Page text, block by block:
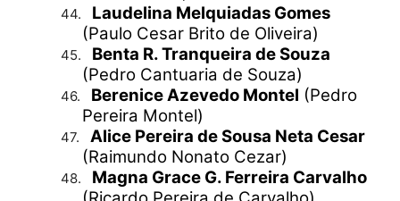
44.
Laudelina Melquiadas Gomes
(Paulo Cesar Brito de Oliveira)
45.
Benta R. Tranqueira de Souza
(Pedro Cantuaria de Souza)
46. Berenice Azevedo Montel (Pedro
Pereira Montel)
47.
Alice Pereira de Sousa Neta Cesar
(Raimundo Nonato Cezar)
48.
Magna Grace G. Ferreira Carvalho